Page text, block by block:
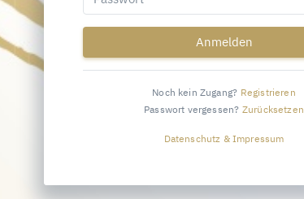
Anmelden
Noch kein Zugang? Registrieren
Passwort vergessen? Zurücksetzen
Datenschutz & Impressum